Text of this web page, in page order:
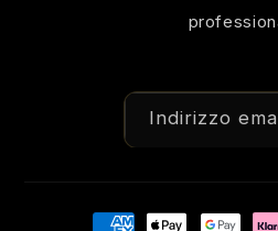
Indirizzo
di